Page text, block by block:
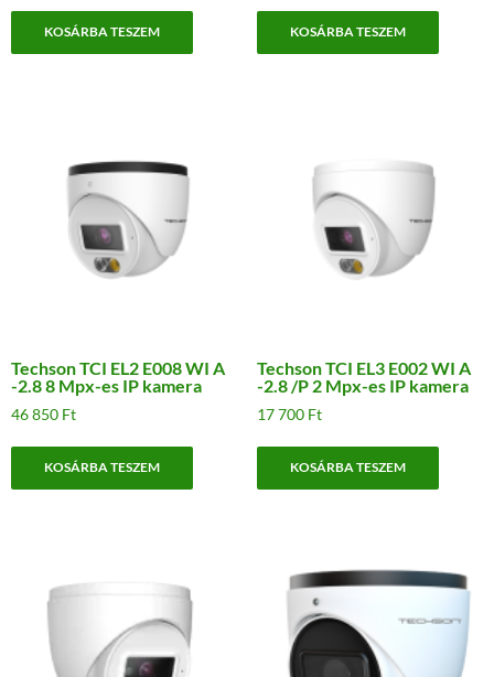
KOSÁRBA TESZEM KOSÁRBA TESZEM
Techson TCI EL2 E008 WI A
-2.8 8 Mpx-es IP kamera
46 850 Ft
KOSÁRBA TESZEM
Techson TCI EL3 E002 WI A
-2.8 /P 2 Mpx-es IP kamera
17 700 Ft
KOSÁRBA TESZEM